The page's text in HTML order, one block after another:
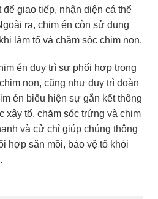
giao tiếp, nhận diện cá thể
ra, chim én còn sử dụng
làm tổ và chăm sóc chim non.
én duy trì sự phối hợp trong
non, cũng như duy trì đoàn
én biểu hiện sự gắn kết thông
xây tổ, chăm sóc trứng và chim
và cử chỉ giúp chúng thông
hợp săn mồi, bảo vệ tổ khỏi